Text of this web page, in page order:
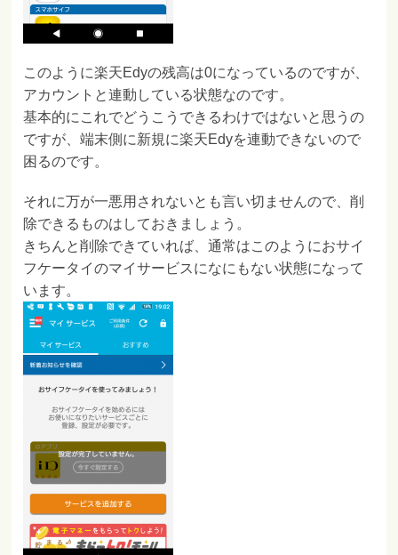
このように楽天Edyの残高は0になっているのですが、
アカウントと連動している状態なのです。
基本的にこれでどうこうできるわけではないと思うの
ですが、端末側に新規に楽天Edyを連動できないので
困るのです。
それに万が一悪用されないとも言い切ませんので、削
除できるものはしておきましょう。
きちんと削除できていれば、通常はこのようにおサイ
フケータイのマイサービスになにもない状態になって
います。